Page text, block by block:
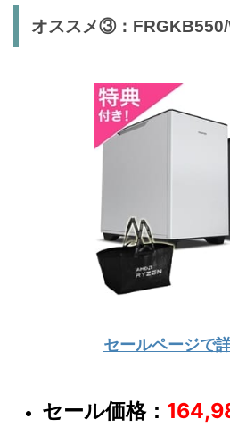
オススメ③：
セールページで
セール価格：